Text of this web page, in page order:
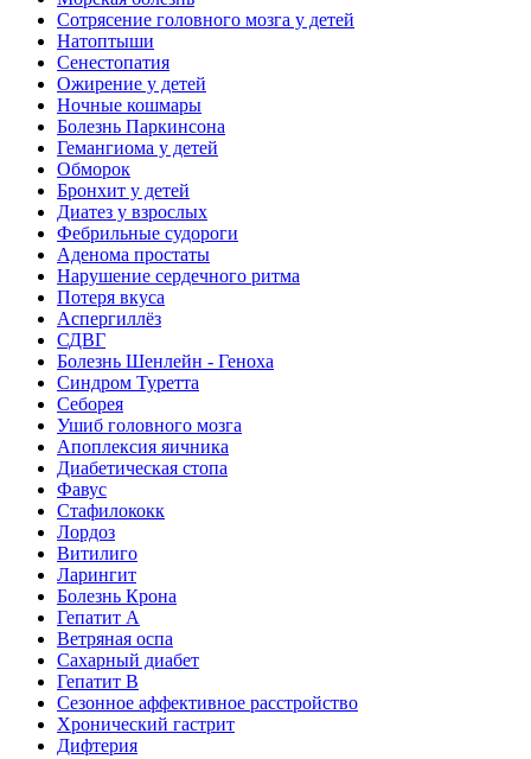
Сотрясение головного мозга у детей
Натоптыши
Сенестопатия
Ожирение у детей
Ночные кошмары
Болезнь Паркинсона
Гемангиома у детей
Обморок
Бронхит у детей
Диатез у взрослых
Фебрильные судороги
Аденома простаты
Нарушение сердечного ритма
Потеря вкуса
Аспергиллёз
СДВГ
Болезнь Шенлейн - Геноха
Синдром Туретта
Себорея
Ушиб головного мозга
Апоплексия яичника
Диабетическая стопа
Фавус
Стафилококк
Лордоз
Витилиго
Ларингит
Болезнь Крона
Гепатит A
Ветряная оспа
Сахарный диабет
Гепатит B
Сезонное аффективное расстройство
Хронический гастрит
Дифтерия